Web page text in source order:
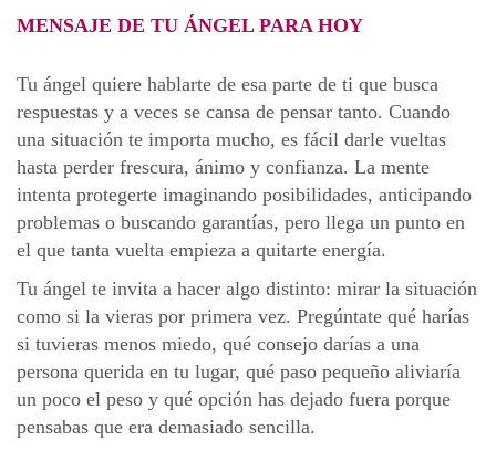
MENSAJE DE TU ÁNGEL PARA HOY
Tu ángel quiere hablarte de esa parte de ti que busca
respuestas y a veces se cansa de pensar tanto. Cuando
una situación te importa mucho, es fácil darle vueltas
hasta perder frescura, ánimo y confianza. La mente
intenta protegerte imaginando posibilidades, anticipando
problemas o buscando garantías, pero llega un punto en
el que tanta vuelta empieza a quitarte energía.
Tu ángel te invita a hacer algo distinto: mirar la situación
como si la vieras por primera vez. Pregúntate qué harías
si tuvieras menos miedo, qué consejo darías a una
persona querida en tu lugar, qué paso pequeño aliviaría
un poco el peso y qué opción has dejado fuera porque
pensabas que era demasiado sencilla.